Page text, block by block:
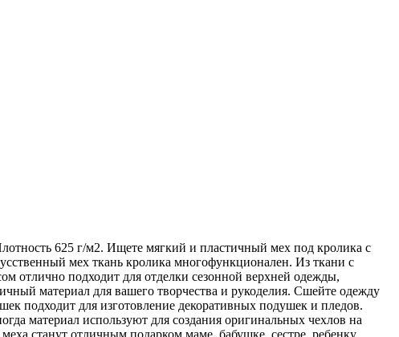
625 г/м2. Ищете мягкий и пластичный мех под кролика с
мех ткань кролика многофункционален. Из ткани с
отлично подходит для отделки сезонной верхней одежды,
материал для вашего творчества и рукоделия. Сшейте одежду
подходит для изготовление декоративных подушек и пледов.
материал используют для создания оригинальных чехлов на
станут отличным подарком маме, бабушке, сестре, ребенку,